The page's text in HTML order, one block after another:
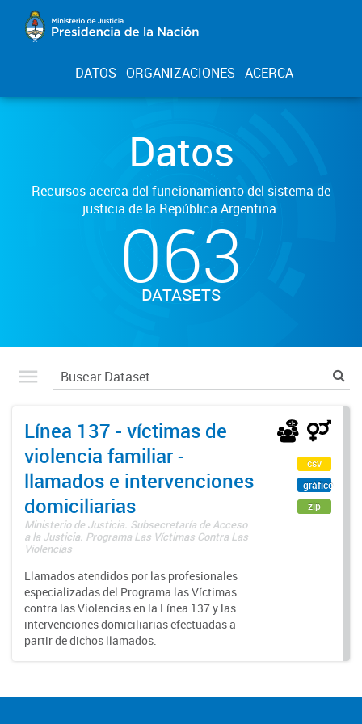
DATOS ORGANIZACIONES ACERCA
Datos
Recursos acerca del funcionamiento del sistema de
justicia de la República Argentina.
063
DATASETS
Línea 137 - víctimas de
violencia familiar -
llamados e intervenciones
domiciliarias
Ministerio de Justicia. Subsecretaría de Acceso
a la Justicia. Programa Las Víctimas Contra Las
Violencias
Llamados atendidos por las profesionales
especializadas del Programa las Víctimas
contra las Violencias en la Línea 137 y las
intervenciones domiciliarias efectuadas a
partir de dichos llamados.
csv
gráfico
zip